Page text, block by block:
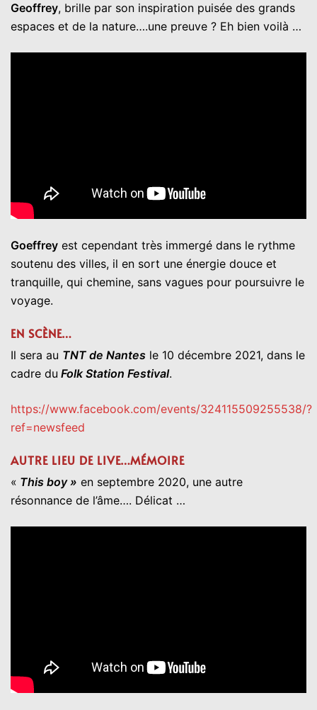
Geoffrey, brille par son inspiration puisée des grands
espaces et de la nature….une preuve ? Eh bien voilà …
Goeffrey est cependant très immergé dans le rythme
soutenu des villes, il en sort une énergie douce et
tranquille, qui chemine, sans vagues pour poursuivre le
voyage.
EN SCÈNE…
Il sera au TNT de Nantes le 10 décembre 2021, dans le
cadre du Folk Station Festival.
https://www.facebook.com/events/324115509255538/?
ref=newsfeed
AUTRE LIEU DE LIVE…MÉMOIRE
« This boy » en septembre 2020, une autre
résonnance de l’âme…. Délicat …